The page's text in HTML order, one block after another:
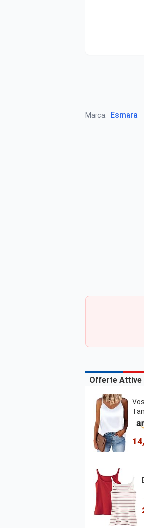
Marca: Esmara
Offerte Attive